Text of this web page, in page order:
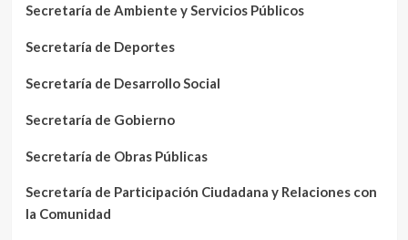
Secretaría de Ambiente y Servicios Públicos
Secretaría de Deportes
Secretaría de Desarrollo Social
Secretaría de Gobierno
Secretaría de Obras Públicas
Secretaría de Participación Ciudadana y Relaciones con
la Comunidad